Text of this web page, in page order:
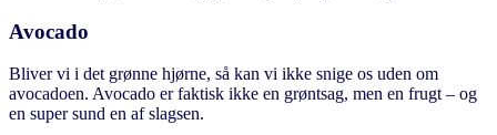
Avocado
Bliver vi i det grønne hjørne, så kan vi ikke snige os uden om
avocadoen. Avocado er faktisk ikke en grøntsag, men en frugt – og
en super sund en af slagsen.